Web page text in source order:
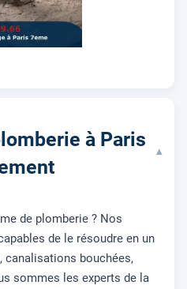
à Paris
▾
de plomberie ? Nos
de le résoudre en un
canalisations bouchées,
sommes les experts de la